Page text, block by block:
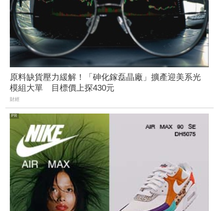
原料缺貨壓力緩解！「砷化鎵磊晶廠」擴產迎美系光
模組大單 目標價上探430元
財經